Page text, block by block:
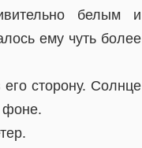
белым и
ему чуть более
сторону. Солнце
фоне.